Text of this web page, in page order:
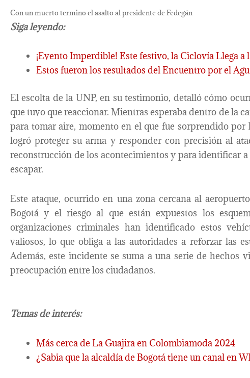
Con un muerto termino el asalto al presidente de Fedegán
Siga leyendo:
¡Evento Imperdible! Este festivo, la Ciclovía Llega a
Estos fueron los resultados del Encuentro por el
El escolta de la UNP, en su testimonio, detalló cómo
que tuvo que reaccionar. Mientras esperaba dentro de la
para tomar aire, momento en el que fue sorprendido por
logró proteger su arma y responder con precisión al
reconstrucción de los acontecimientos y para identificar
escapar.
Este ataque, ocurrido en una zona cercana al
Bogotá y el riesgo al que están expuestos los
organizaciones criminales han identificado estos
valiosos, lo que obliga a las autoridades a reforzar las
Además, este incidente se suma a una serie de hechos
preocupación entre los ciudadanos.
Temas de interés:
Más cerca de La Guajira en Colombiamoda 2024
¿Sabia que la alcaldía de Bogotá tiene un canal en